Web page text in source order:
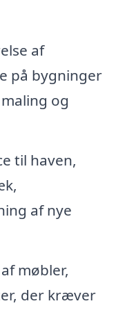
af
på bygninger
og
til haven,
af nye
møbler,
der kræver